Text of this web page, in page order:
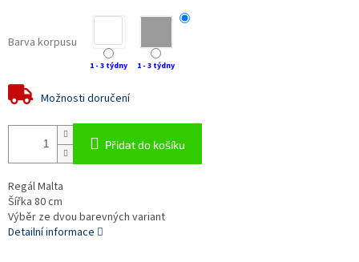
Barva korpusu
1 - 3 týdny 1 - 3 týdny
Možnosti doručení
Přidat do košíku
Regál Malta
Šířka 80 cm
Výběr ze dvou barevných variant
Detailní informace